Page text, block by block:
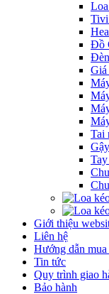
Đồ
Tai
Giới thiệu
Liên hệ
Hướng dẫn mua
Tin tức
Quy trình giao
Bảo hành